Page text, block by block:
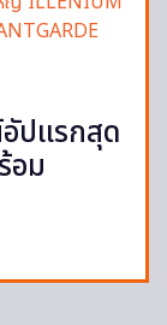
ปแรกสุด
อม